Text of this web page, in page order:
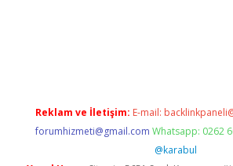
Reklam ve İletişim: E-mail:
forumhizmeti@gmail.com Whatsapp: 0262
@karabul